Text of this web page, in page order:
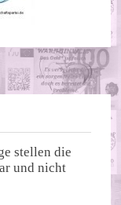
stellen die
und nicht